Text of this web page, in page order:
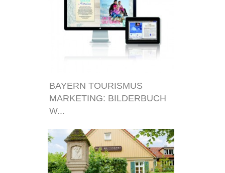
BAYERN TOURISMUS
MARKETING: BILDERBUCH
W...